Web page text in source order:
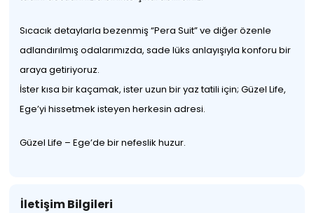
Sıcacık detaylarla bezenmiş “Pera Suit” ve diğer özenle
adlandırılmış odalarımızda, sade lüks anlayışıyla konforu bir
araya getiriyoruz.
İster kısa bir kaçamak, ister uzun bir yaz tatili için; Güzel Life,
Ege’yi hissetmek isteyen herkesin adresi.
Güzel Life – Ege’de bir nefeslik huzur.
İletişim Bilgileri